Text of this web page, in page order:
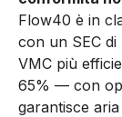
Flow40 è in
con un SEC di
VMC più
65% — con
garantisce